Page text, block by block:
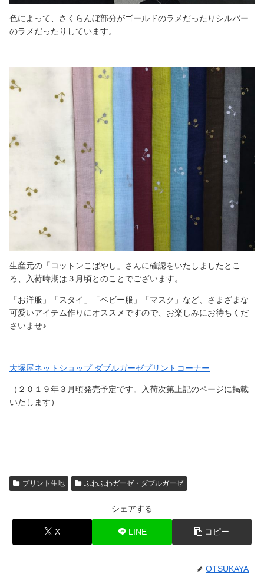
色によって、さくらんぼ部分がゴールドのラメだったりシルバー
のラメだったりしています。
生産元の「コットンこばやし」さんに確認をいたしましたとこ
ろ、入荷時期は３月頃とのことでございます。
「お洋服」「スタイ」「ベビー服」「マスク」など、さまざまな
可愛いアイテム作りにオススメですので、お楽しみにお待ちくだ
さいませ♪
大塚屋ネットショップ ダブルガーゼプリントコーナー
（２０１９年３月頃発売予定です。入荷次第上記のページに掲載
いたします）
プリント生地 ふわふわガーゼ・ダブルガーゼ
シェアする
X LINE コピー
OTSUKAYA